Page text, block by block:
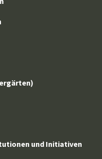
und Initiativen